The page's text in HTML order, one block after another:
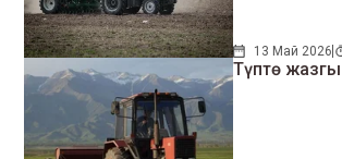
13 Май 2026
Түптө